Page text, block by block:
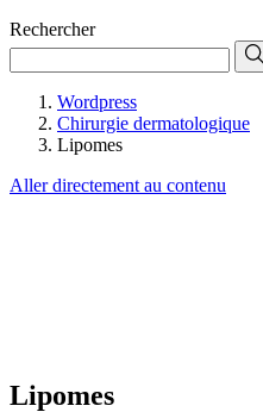
Rechercher
Wordpress
Chirurgie dermatologique
Lipomes
Aller directement au contenu
Lipomes